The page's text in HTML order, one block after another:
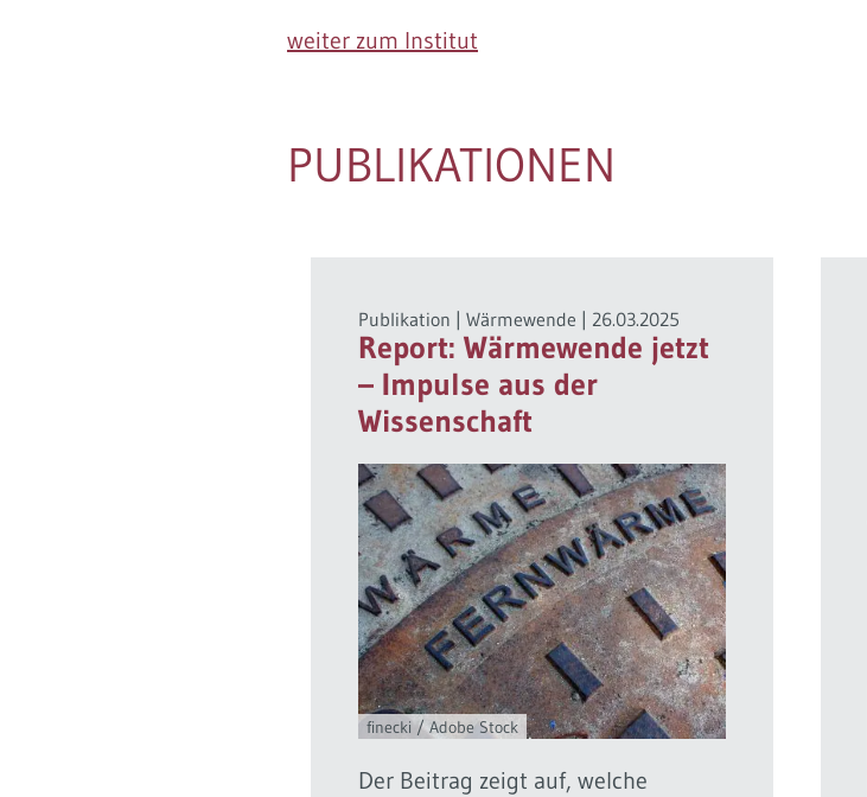
weiter zum Institut
PUBLIKATIONEN
Publikation | Wärmewende | 26.03.2025
Report: Wärmewende jetzt
– Impulse aus der
Wissenschaft
finecki / Adobe Stock
Der Beitrag zeigt auf, welche